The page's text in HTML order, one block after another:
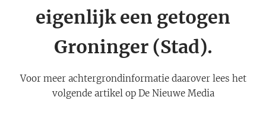
eigenlijk een getogen
Groninger (Stad).
Voor meer achtergrondinformatie daarover lees het
volgende artikel op De Nieuwe Media